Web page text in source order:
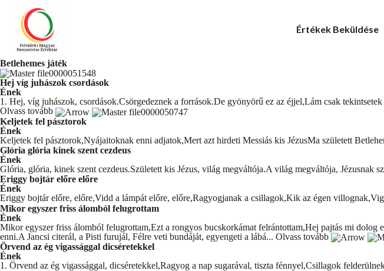
Értékek Beküldése
Betlehemes játék
Hej víg juhászok csordások
Ének
1. Hej, víg juhászok, csordások.Csörgedeznek a források.De gyönyörű ez az éjjel,Lám csak
Olvass tovább
Keljetek fel pásztorok
Ének
Keljetek fel pásztorok,Nyájaitoknak enni adjatok,Mert azt hirdeti Messiás kis JézusMa született
Glória glória kinek szent cezdeus
Ének
Glória, glória, kinek szent cezdeus.Született kis Jézus, világ megváltója.A világ megváltója, Jézusnak
Eriggy bojtár előre előre
Ének
Eriggy bojtár előre, előre,Vidd a lámpát előre, előre,Ragyogjanak a csillagok,Kik az égen
Mikor egyszer friss álomból felugrottam
Ének
Mikor egyszer friss álomból felugrottam,Ezt a rongyos bucskorkámat felrántottam,Hej pajtás mi
enni.A Jancsi citerál, a Pisti furujál, Félre veti bundáját, egyengeti a lábá... Olvass tovább
Örvend az ég vigassággal dicséretekkel
Ének
1. Örvend az ég vigassággal, dicséretekkel,Ragyog a nap sugarával, tiszta fénnyel,Csillagok